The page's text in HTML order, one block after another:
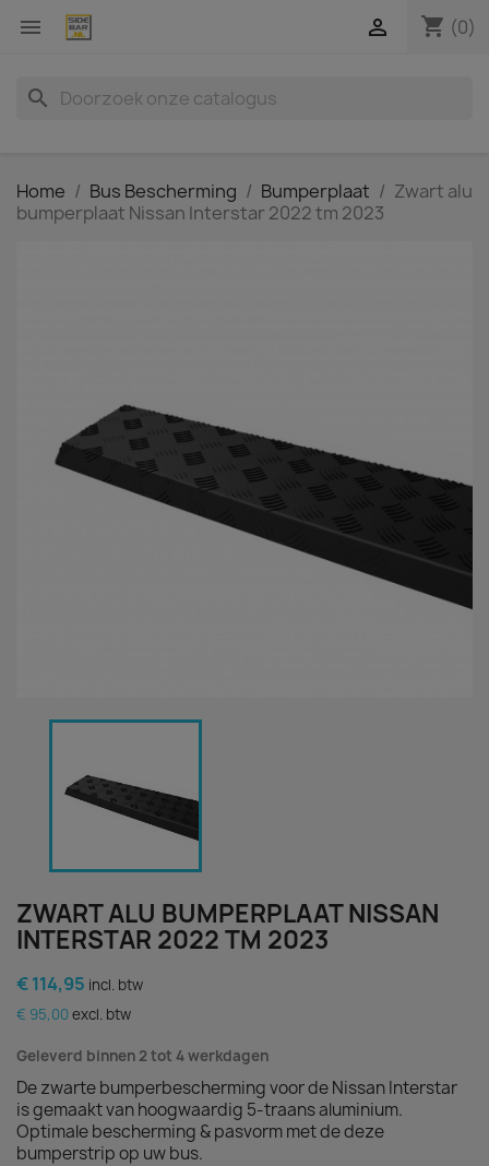
 shopping_cart (0)

search
Home Bus Bescherming Bumperplaat
Zwart alu
bumperplaat Nissan Interstar 2022 tm 2023
ZWART ALU BUMPERPLAAT NISSAN
INTERSTAR 2022 TM 2023
€ 114,95 incl. btw
€ 95,00 excl. btw
Geleverd binnen 2 tot 4 werkdagen
De zwarte bumperbescherming voor de Nissan Interstar
is gemaakt van hoogwaardig 5-traans aluminium.
Optimale bescherming & pasvorm met de deze
bumperstrip op uw bus.